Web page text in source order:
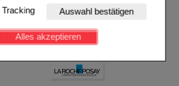
sind (z.B. Navigation, Warenkorb,
weshalb auf diese nicht verzichtet
noch ansprechender zu gestalten,
die Wiedererkennung des
Auswahl bestätigen
Alles akzeptieren